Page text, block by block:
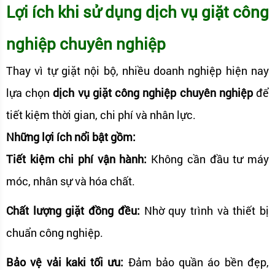
Lợi ích khi sử dụng dịch vụ giặt công
nghiệp chuyên nghiệp
Thay vì tự giặt nội bộ, nhiều doanh nghiệp hiện nay
lựa chọndịch vụ giặt công nghiệp chuyên nghiệpđể
tiết kiệm thời gian, chi phí và nhân lực.
Những lợi ích nổi bật gồm:
Tiết kiệm chi phí vận hành: Không cần đầu tư máy
móc, nhân sự và hóa chất.
Chất lượng giặt đồng đều: Nhờ quy trình và thiết bị
chuẩn công nghiệp.
Bảo vệ vải kaki tối ưu: Đảm bảo quần áo bền đẹp,